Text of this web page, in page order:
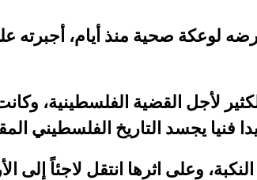
لوعكة صحية منذ أيام، أجبرته
لأجل القضية الفلسطينية،
يجسد التاريخ الفلسطيني
وشهد النكبة، وعلى اثرها انتقل لاجئاً إلى